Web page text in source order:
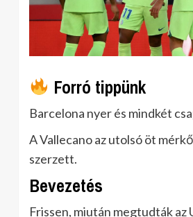
Forró tippünk
Barcelona nyer és mindkét
A Vallecano az utolsó öt
szerzett.
Bevezetés
Frissen, miután megtudták az